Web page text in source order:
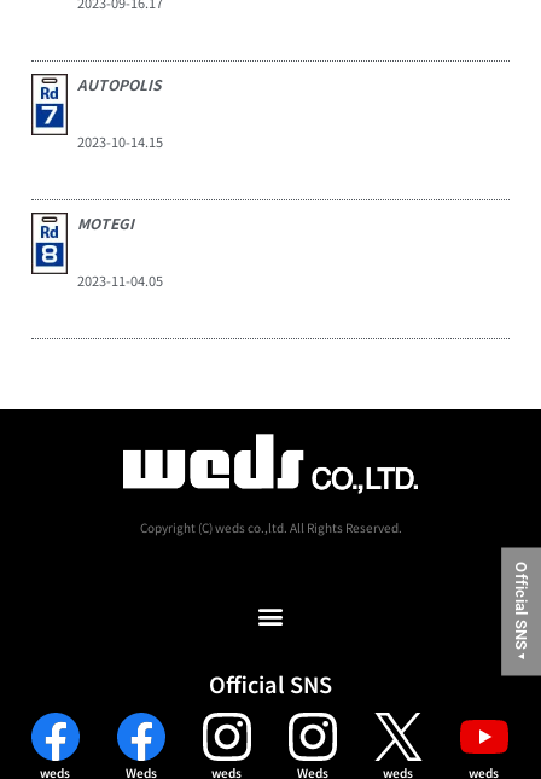
Official SNS
▼
AUTOPOLIS
2023-10-14.15
MOTEGI
2023-11-04.05
Copyright (C) weds co.,ltd. All Rights Reserved.
Official SNS
weds Weds weds Weds weds weds